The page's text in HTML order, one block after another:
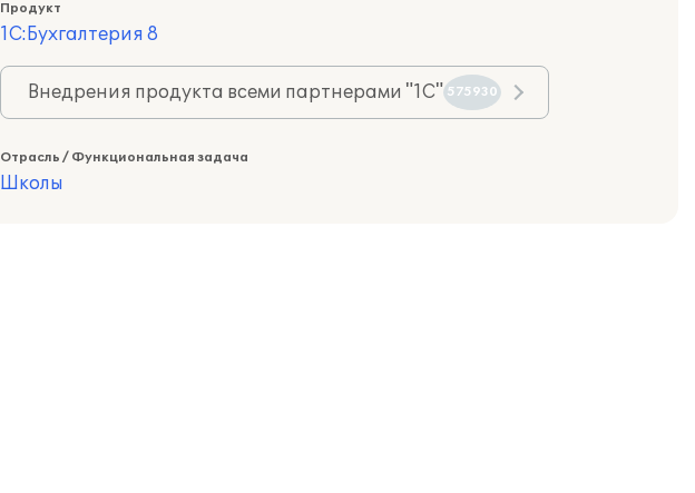
Продукт
1С:Бухгалтерия 8
Внедрения продукта всеми партнерами "1С" 575930
Отрасль / Функциональная задача
Школы